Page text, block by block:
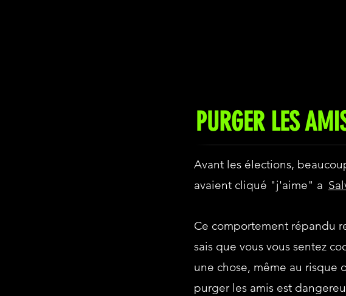
PURGER LES
Avant les élections,
avaient cliqué "j'aime" a
Ce comportement répandu
sais que vous vous sentez
une chose, même au
purger les amis est